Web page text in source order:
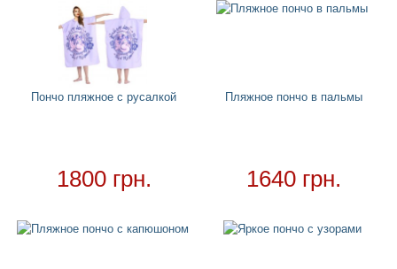
Матрасы
Огромные надувные звери
Пледы
Купальники
+
Для дома
+
Пончо пляжное с русалкой
1800 грн.
Пляжное пончо в пальмы
1640 грн.